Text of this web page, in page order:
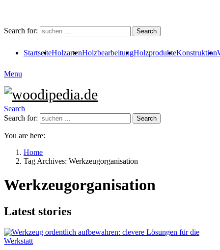
Search for: Search
StartseiteHolzartenHolzbearbeitungHolzprodukteKonstruktion
Menu
Search
Search for:
Search
You are here:
Home
Tag Archives: Werkzeugorganisation
Werkzeugorganisation
Latest stories